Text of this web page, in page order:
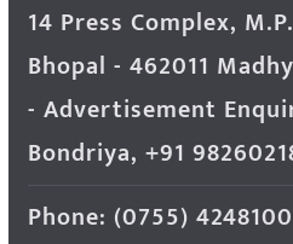
14 Press Complex,
Bhopal - 462011
- Advertisement
Bondriya, +91
Phone: (0755) 4248100